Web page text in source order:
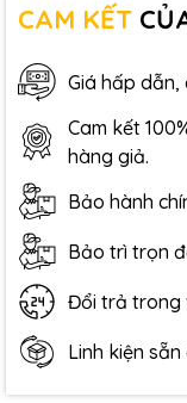
CAM KẾT
Giá hấp
Cam kết
hàng giả.
Bảo hành
Bảo trì trọn
Đổi trả trong
Linh kiện